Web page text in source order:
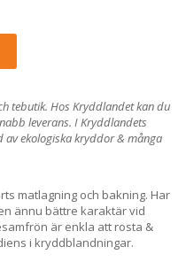
tebutik. Hos Kryddlandet kan du
leverans. I Kryddlandets
ekologiska kryddor & många
matlagning och bakning. Har
ännu bättre karaktär vid
är enkla att rosta &
i kryddblandningar.